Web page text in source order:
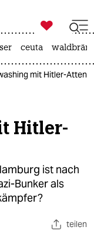

taz zahl ich
ceuta
mit Hitler-
Hitler-
ist nach
Bunker als
teilen